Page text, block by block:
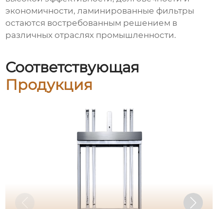
экономичности,ламинированные фильтры
остаются востребованным решением в
различных отраслях промышленности.
Соответствующая
Продукция